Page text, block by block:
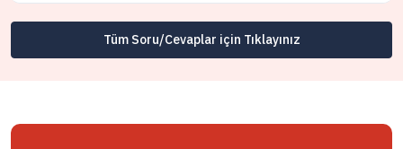
Tüm Soru/Cevaplar için Tıklayınız